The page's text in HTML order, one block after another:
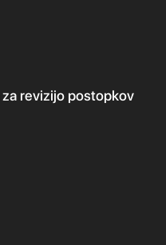
za revizijo postopkov